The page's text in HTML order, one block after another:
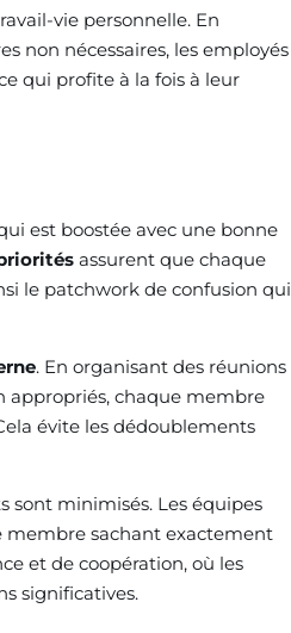
vie personnelle. En
non nécessaires, les employés
qui profite à la fois à leur
est boostée avec une bonne
assurent que chaque
le patchwork de confusion qui
. En organisant des réunions
appropriés, chaque membre
évite les dédoublements
sont minimisés. Les équipes
membre sachant exactement
et de coopération, où les
significatives.